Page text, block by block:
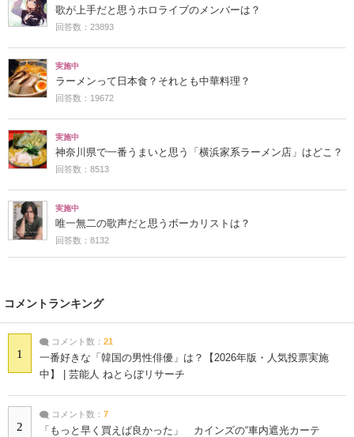
歌が上手だと思うホロライブのメンバーは？
回答数：23893
実施中
ラーメンって日本食？それとも中華料理？
回答数：19672
実施中
神奈川県で一番うまいと思う「横浜家系ラーメン店」はどこ？
回答数：8513
実施中
唯一無二の歌声だと思うボーカリストは？
回答数：8132
コメントランキング
1
コメント数： 21
一番好きな「韓国の男性俳優」は？【2026年版・人気投票実施
中】 | 芸能人 ねとらぼリサーチ
2
コメント数： 7
「もっと早く買えば良かった」 カインズの“車内遮光カーテ